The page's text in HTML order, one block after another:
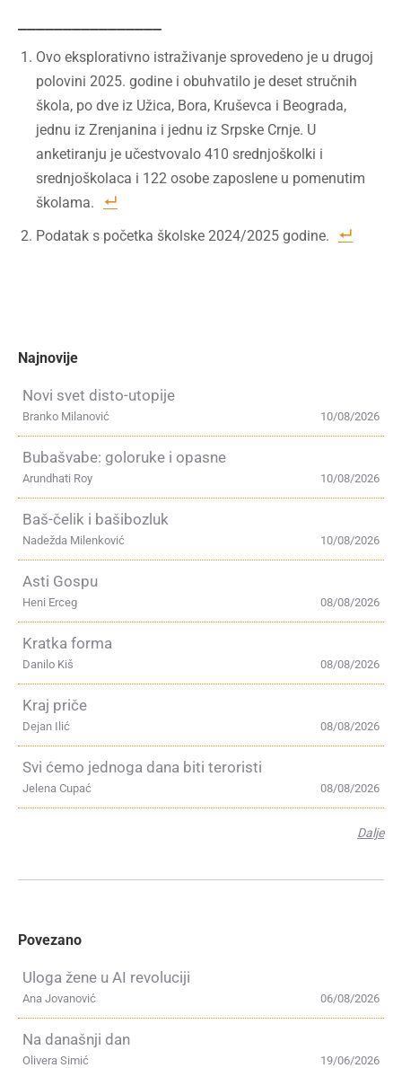
Ovo eksplorativno istraživanje sprovedeno je u drugoj
polovini 2025. godine i obuhvatilo je deset stručnih
škola, po dve iz Užica, Bora, Kruševca i Beograda,
jednu iz Zrenjanina i jednu iz Srpske Crnje. U
anketiranju je učestvovalo 410 srednjoškolki i
srednjoškolaca i 122 osobe zaposlene u pomenutim
školama.
Podatak s početka školske 2024/2025 godine.
Najnovije
Novi svet disto-utopije
10/08/2026
Branko Milanović
Bubašvabe: goloruke i opasne
10/08/2026
Arundhati Roy
Baš-čelik i bašibozluk
10/08/2026
Nadežda Milenković
Asti Gospu
08/08/2026
Heni Erceg
Kratka forma
08/08/2026
Danilo Kiš
Kraj priče
08/08/2026
Dejan Ilić
Svi ćemo jednoga dana biti teroristi
08/08/2026
Jelena Cupać
Dalje
Povezano
Uloga žene u AI revoluciji
06/08/2026
Ana Jovanović
Na današnji dan
19/06/2026
Olivera Simić